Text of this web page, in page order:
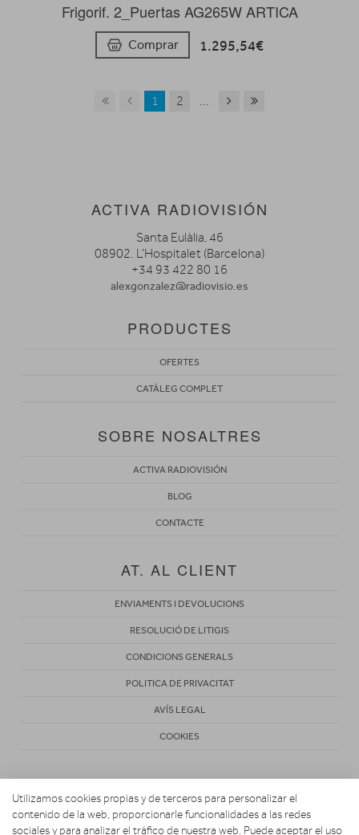
Frigorif. 2_Puertas AG265W ARTICA
Comprar 1.295,54€
1 2 ...
ACTIVA RADIOVISIÓN
Santa Eulàlia, 46
08902. L’Hospitalet (Barcelona)
+34 93 422 80 16
alexgonzalez@radiovisio.es
PRODUCTES
OFERTES
CATÀLEG COMPLET
SOBRE NOSALTRES
ACTIVA RADIOVISIÓN
BLOG
CONTACTE
AT. AL CLIENT
ENVIAMENTS I DEVOLUCIONS
RESOLUCIÓ DE LITIGIS
CONDICIONS GENERALS
POLITICA DE PRIVACITAT
AVÍS LEGAL
COOKIES
Utilizamos cookies propias y de terceros para personalizar el
contenido de la web, proporcionarle funcionalidades a las redes
sociales y para analizar el tráfico de nuestra web. Puede aceptar el uso